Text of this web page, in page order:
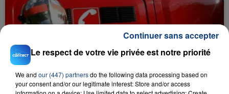
23 juillet 2026
INCENDIE MORTEL À LENS : UNE FEMME ET
Le respect de votre vie privée est notre priorité
We and our (447) partnersdo the following data processing based on
your consent and/or our legitimate interest: Store and/or access
Continuer sans accepter